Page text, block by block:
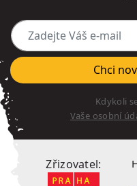
Zadejte Váš e-mail
Chci
Kdykoli
Vaše osobní
Zřizovatel: